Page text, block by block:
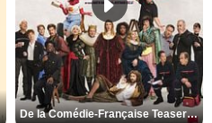
De la Comédie-Française Teaser VF